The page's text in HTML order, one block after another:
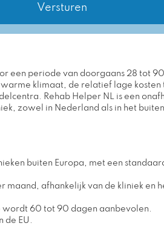
een periode van doorgaans 28 tot
klimaat, de relatief lage kosten
Rehab Helper NL is een
zowel in Nederland als in het
buiten Europa, met een
afhankelijk van de kliniek en
wordt 60 tot 90 dagen aanbevolen.
EU.